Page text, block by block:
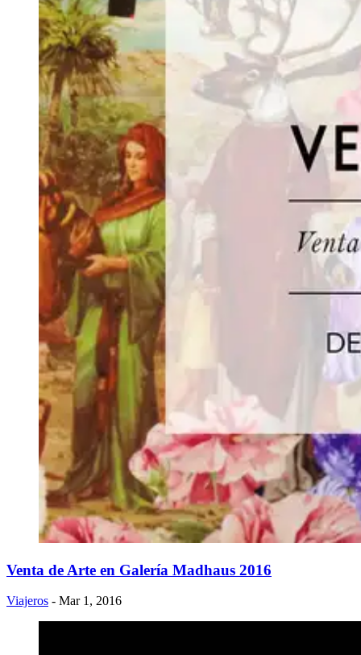
Venta de Arte en Galería Madhaus 2016
Viajeros - Mar 1, 2016